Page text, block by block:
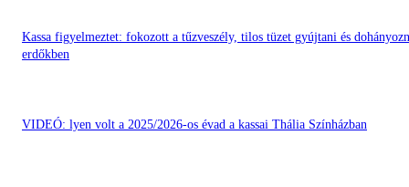
Kassa figyelmeztet: fokozott a tűzveszély, tilos tüzet gyújtani és
erdőkben
VIDEÓ: lyen volt a 2025/2026-os évad a kassai Thália Színházban